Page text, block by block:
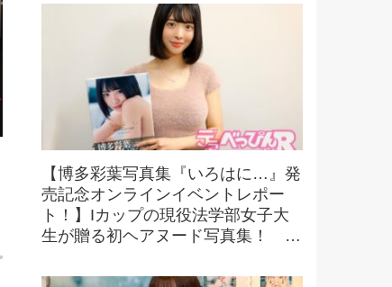
【博多彩葉写真集『いろはに…』発
売記念オンラインイベントレポー
ト！】Iカップの現役法学部女子大
生が贈る初ヘアヌード写真集！ 可
に！